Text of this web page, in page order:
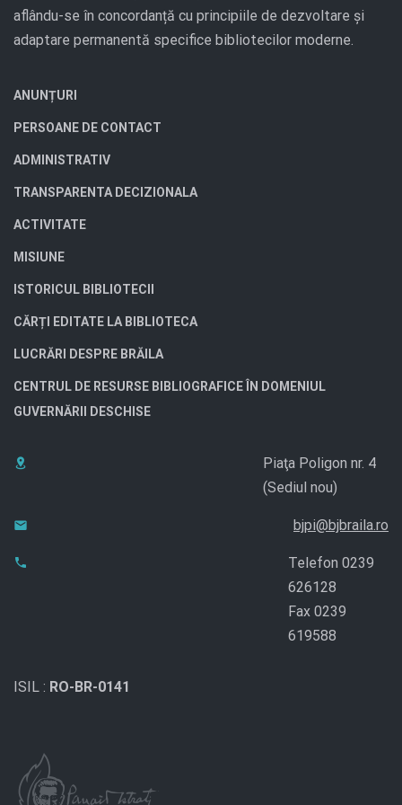
aflându-se în concordanță cu principiile de dezvoltare și
adaptare permanentă specifice bibliotecilor moderne.
ANUNȚURI
PERSOANE DE CONTACT
ADMINISTRATIV
TRANSPARENTA DECIZIONALA
ACTIVITATE
MISIUNE
ISTORICUL BIBLIOTECII
CĂRȚI EDITATE LA BIBLIOTECA
LUCRĂRI DESPRE BRĂILA
CENTRUL DE RESURSE BIBLIOGRAFICE ÎN DOMENIUL
GUVERNĂRII DESCHISE
Piaţa Poligon nr. 4
(Sediul nou)
bjpi@bjbraila.ro
Telefon 0239
626128
Fax 0239
619588
ISIL : RO-BR-0141